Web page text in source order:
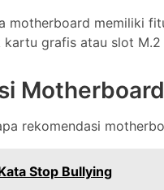
motherboard memiliki
grafis atau slot M.2
rekomendasi
Stop Bullying